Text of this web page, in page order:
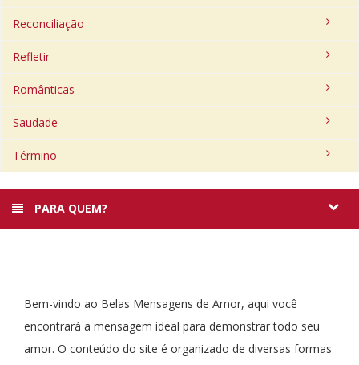
Reconciliação
Refletir
Românticas
Saudade
Término
PARA QUEM?
Bem-vindo ao Belas Mensagens de Amor, aqui você
encontrará a mensagem ideal para demonstrar todo seu
amor. O conteúdo do site é organizado de diversas formas